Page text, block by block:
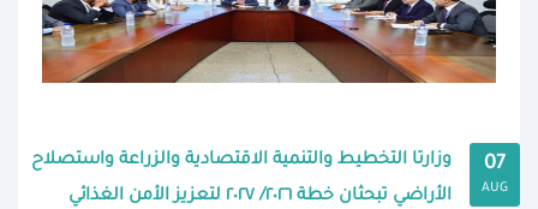
07
AUG
وزارتا التخطيط والتنمية الاقتصادية والزراعة واستصلاح
الأراضي تبحثان خطة ٢٠٢٦/ ٢٠٢٧ لتعزيز الأمن الغذائي